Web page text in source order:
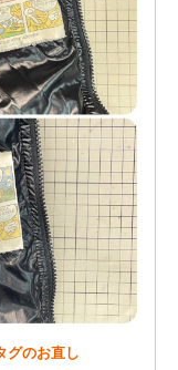
グのお直し